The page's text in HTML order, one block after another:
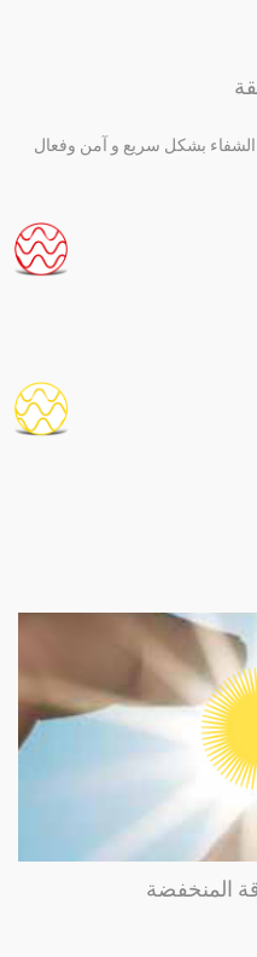
الشفاء بشكل سريع و آمن وفعال
المنخفضة